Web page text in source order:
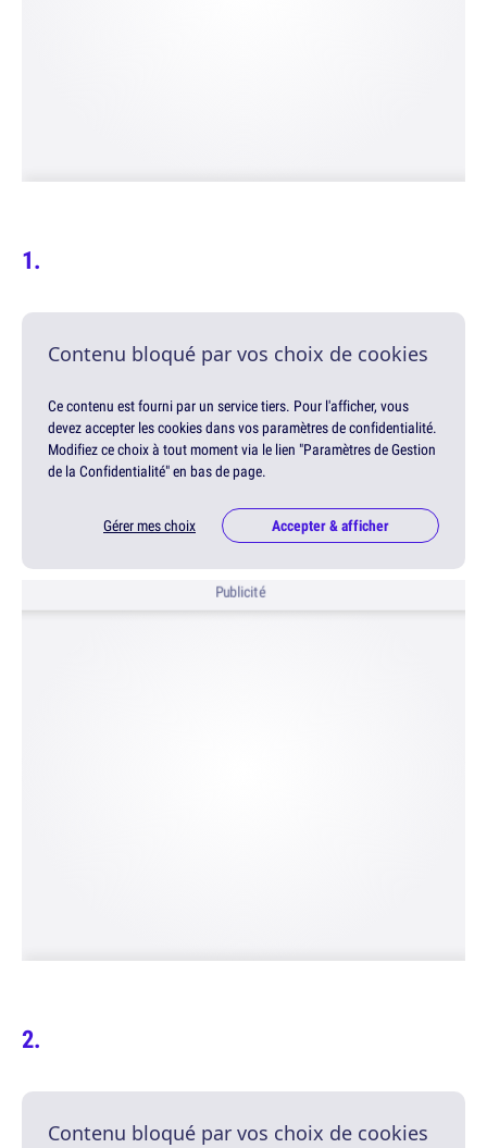
Contenu bloqué par vos choix de cookies
Ce contenu est fourni par un service tiers. Pour l'afficher, vous
devez accepter les cookies dans vos paramètres de confidentialité.
Modifiez ce choix à tout moment via le lien "Paramètres de Gestion
de la Confidentialité" en bas de page.
Gérer mes choix Accepter & afficher
Publicité
Contenu bloqué par vos choix de cookies